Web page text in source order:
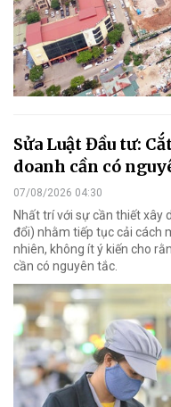
Sửa Luật Đầu tư:
doanh cần có
07/08/2026 04:30
Nhất trí với sự cần thiết xây
đổi) nhằm tiếp tục cải cách
nhiên, không ít ý kiến cho
cần có nguyên tắc.